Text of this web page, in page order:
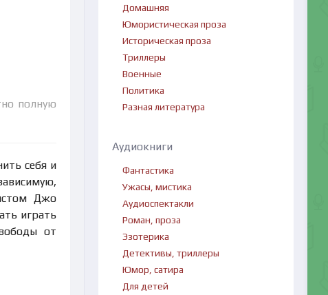
полную
себя и
Джо
играть
от
Домашняя
Юмористическая проза
Историческая проза
Триллеры
Военные
Политика
Разная литература
Аудиокниги
Фантастика
Ужасы, мистика
Аудиоспектакли
Роман, проза
Эзотерика
Детективы, триллеры
Юмор, сатира
Для детей